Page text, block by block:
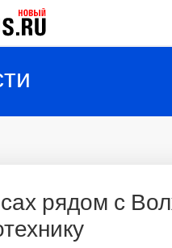
рядом с